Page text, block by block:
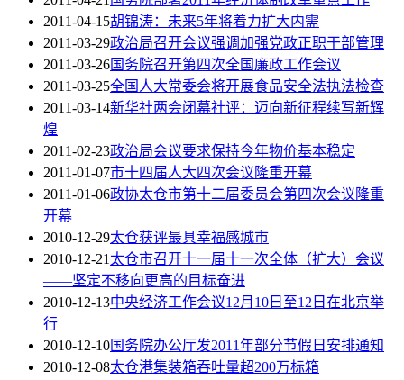
2011-04-15胡锦涛：未来5年将着力扩大内需
2011-03-29政治局召开会议强调加强党政正职干部管理
2011-03-26国务院召开第四次全国廉政工作会议
2011-03-25全国人大常委会将开展食品安全法执法检查
2011-03-14新华社两会闭幕社评：迈向新征程续写新辉
煌
2011-02-23政治局会议要求保持今年物价基本稳定
2011-01-07市十四届人大四次会议隆重开幕
2011-01-06政协太仓市第十二届委员会第四次会议隆重
开幕
2010-12-29太仓获评最具幸福感城市
2010-12-21太仓市召开十一届十一次全体（扩大）会议
——坚定不移向更高的目标奋进
2010-12-13中央经济工作会议12月10日至12日在北京举
行
2010-12-10国务院办公厅发2011年部分节假日安排通知
2010-12-08太仓港集装箱吞吐量超200万标箱